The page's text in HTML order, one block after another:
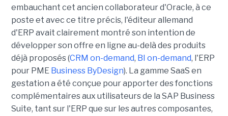
embauchant cet ancien collaborateur d'Oracle, à ce
poste et avec ce titre précis, l'éditeur allemand
d'ERP avait clairement montré son intention de
développer son offre en ligne au-delà des produits
déjà proposés (CRM on-demand, BI on-demand, l'ERP
pour PME Business ByDesign). La gamme SaaS en
gestation a été conçue pour apporter des fonctions
complémentaires aux utilisateurs de la SAP Business
Suite, tant sur l'ERP que sur les autres composantes,